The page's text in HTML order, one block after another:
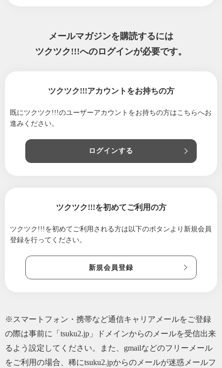
2025/02/26 3月スケジュール
2024/12/281月スケジュール
10月スケジュール
2024/05/24 6月スケジュールです。
3月スケジュールです
2023/07/198月スケジュールです！
6月スケジュールです。
2023/04/295月
3月スケジュールです
2023/02/10今年初めての桐生でのうさと展です。
2023/01/282月スケジュールです！
2023/01/012023年1月スケジュール
メールマガジンを購読するには
ツクツク!!!へのログインが必要です。
ツクツク!!!アカウントをお持ちの方
既にツクツク!!!のユーザーアカウントをお持ちの方はこちらへお
進みください。
ログインする
ツクツク!!!を初めてご利用の方
ツクツク!!!を初めてご利用される方は 以下のボタンより新規会員
登録を行ってください。
新規会員登録
※スマートフォン・携帯など通信キャリアメールをご登録
の際は事前に「tsuku2.jp」ドメインからのメールを受信出来
るよう設定してください。また、gmailなどのフリーメール
をご利用の場合、稀にtsuku2.jpからのメールが迷惑メールフ